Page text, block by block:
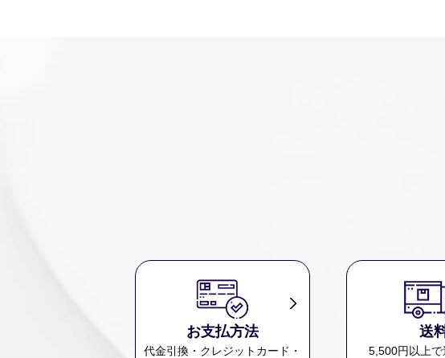
お支払方法
代金引換・クレジットカード・
送
5,500円以上で